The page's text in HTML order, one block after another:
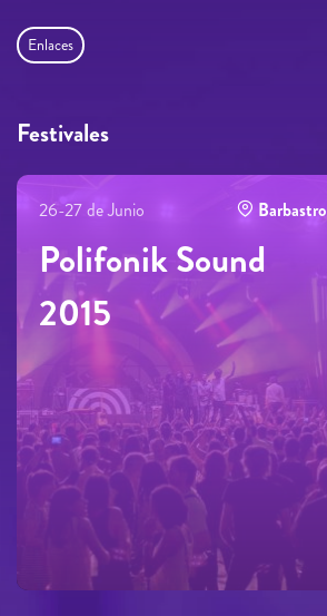
Enlaces
Festivales
26-27 de Junio Barbastro
Polifonik Sound
2015